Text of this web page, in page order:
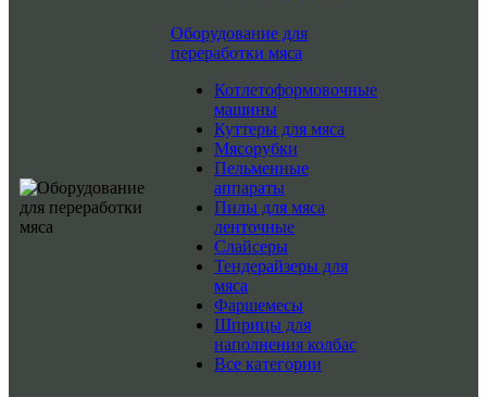
Оборудование для
переработки мяса
Котлетоформовочные
машины
Куттеры для мяса
Мясорубки
Пельменные
аппараты
Пилы для мяса
ленточные
Слайсеры
Тендерайзеры для
мяса
Фаршемесы
Шприцы для
наполнения колбас
Все категории